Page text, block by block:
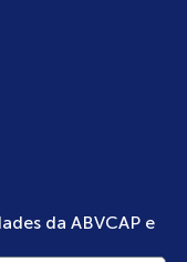
da ABVCAP e